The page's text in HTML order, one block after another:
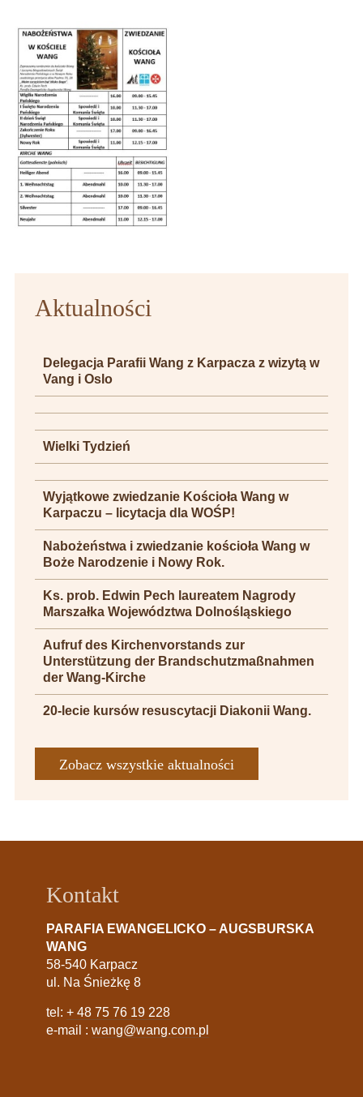
Aktualności
Delegacja Parafii Wang z Karpacza z wizytą w
Vang i Oslo
Wielki Tydzień
Wyjątkowe zwiedzanie Kościoła Wang w
Karpaczu – licytacja dla WOŚP!
Nabożeństwa i zwiedzanie kościoła Wang w
Boże Narodzenie i Nowy Rok.
Ks. prob. Edwin Pech laureatem Nagrody
Marszałka Województwa Dolnośląskiego
Aufruf des Kirchenvorstands zur
Unterstützung der Brandschutzmaßnahmen
der Wang-Kirche
20-lecie kursów resuscytacji Diakonii Wang.
Zobacz wszystkie aktualności
Kontakt
PARAFIA EWANGELICKO – AUGSBURSKA
WANG
58-540 Karpacz
ul. Na Śnieżkę 8
tel: + 48 75 76 19 228
e-mail : wang@wang.com.pl